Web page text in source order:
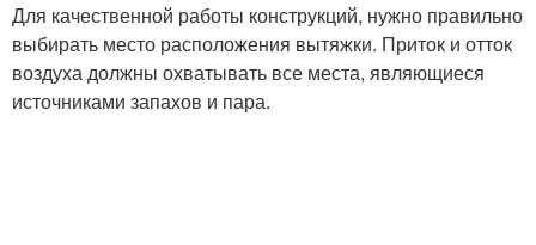
Для качественной работы конструкций, нужно правильно
выбирать место расположения вытяжки. Приток и отток
воздуха должны охватывать все места, являющиеся
источниками запахов и пара.